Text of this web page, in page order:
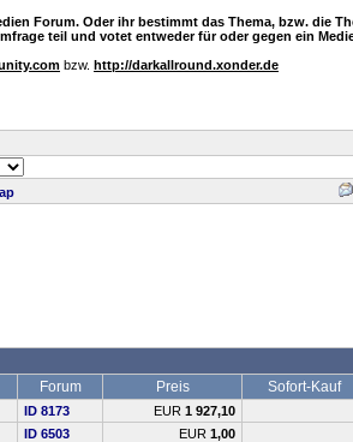
Forum. Oder ihr bestimmt das Thema, bzw. die
teil und votet entweder für oder gegen ein
bzw. http://darkallround.xonder.de
Forum Preis Sofort-Kauf
ID 8173 EUR 1 927,10
ID 6503 EUR 1,00